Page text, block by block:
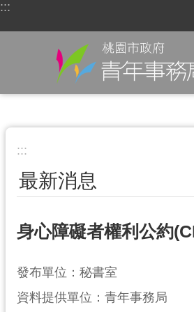
跳到主要內容區塊
:::
:::
最新消息
身心障礙者權利公約
發布單位：秘書室
資料提供單位：青年事務局